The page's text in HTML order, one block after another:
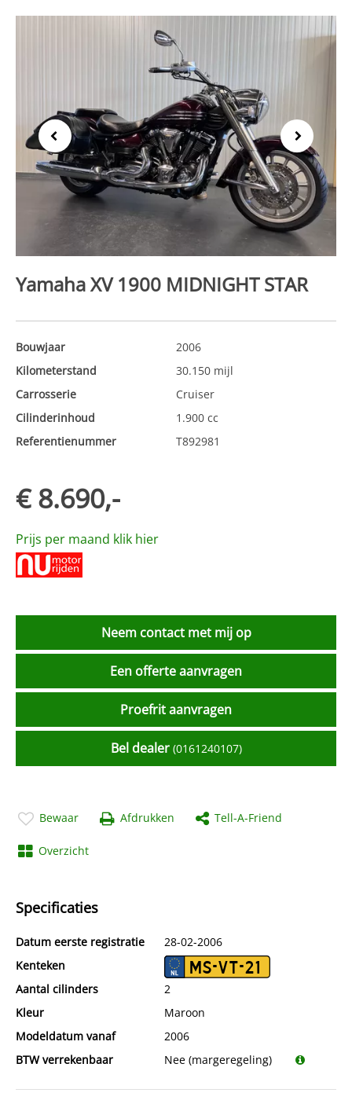
Previous Next
Yamaha XV 1900 MIDNIGHT STAR
Bouwjaar
2006
Kilometerstand
30.150 mijl
Carrosserie
Cruiser
Cilinderinhoud
1.900 cc
Referentienummer
T892981
€ 8.690,-
Prijs per maand klik hier
Neem contact met mij op
Een offerte aanvragen
Proefrit aanvragen
Bel dealer (0161240107)
Bewaar Afdrukken Tell-A-Friend
Overzicht
Specificaties
Datum eerste registratie
28-02-2006
Kenteken
MS-VT-21
Aantal cilinders
2
Kleur
Maroon
Modeldatum vanaf
2006
BTW verrekenbaar
Nee (margeregeling)